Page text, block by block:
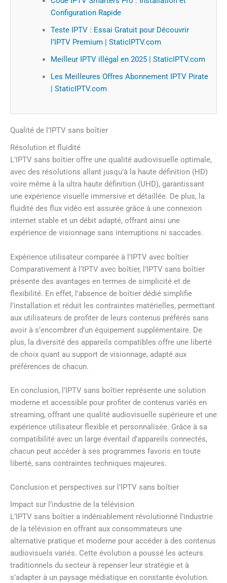
Configuration Rapide
Teste IPTV : Essai Gratuit pour Découvrir
l’IPTV Premium | StaticIPTV.com
Meilleur IPTV illégal en 2025 | StaticIPTV.com
Les Meilleures Offres Abonnement IPTV Pirate
| StaticIPTV.com
Qualité de l’IPTV sans boîtier
Résolution et fluidité
L’IPTV sans boîtier offre une qualité audiovisuelle optimale,
avec des résolutions allant jusqu’à la haute définition (HD)
voire même à la ultra haute définition (UHD), garantissant
une expérience visuelle immersive et détaillée. De plus, la
fluidité des flux vidéo est assurée grâce à une connexion
internet stable et un débit adapté, offrant ainsi une
expérience de visionnage sans interruptions ni saccades.
Expérience utilisateur comparée à l’IPTV avec boîtier
Comparativement à l’IPTV avec boîtier, l’IPTV sans boîtier
présente des avantages en termes de simplicité et de
flexibilité. En effet, l’absence de boîtier dédié simplifie
l’installation et réduit les contraintes matérielles, permettant
aux utilisateurs de profiter de leurs contenus préférés sans
avoir à s’encombrer d’un équipement supplémentaire. De
plus, la diversité des appareils compatibles offre une liberté
de choix quant au support de visionnage, adapté aux
préférences de chacun.
En conclusion, l’IPTV sans boîtier représente une solution
moderne et accessible pour profiter de contenus variés en
streaming, offrant une qualité audiovisuelle supérieure et une
expérience utilisateur flexible et personnalisée. Grâce à sa
compatibilité avec un large éventail d’appareils connectés,
chacun peut accéder à ses programmes favoris en toute
liberté, sans contraintes techniques majeures.
Conclusion et perspectives sur l’IPTV sans boîtier
Impact sur l’industrie de la télévision
L’IPTV sans boîtier a indéniablement révolutionné l’industrie
de la télévision en offrant aux consommateurs une
alternative pratique et moderne pour accéder à des contenus
audiovisuels variés. Cette évolution a poussé les acteurs
traditionnels du secteur à repenser leur stratégie et à
s’adapter à un paysage médiatique en constante évolution.